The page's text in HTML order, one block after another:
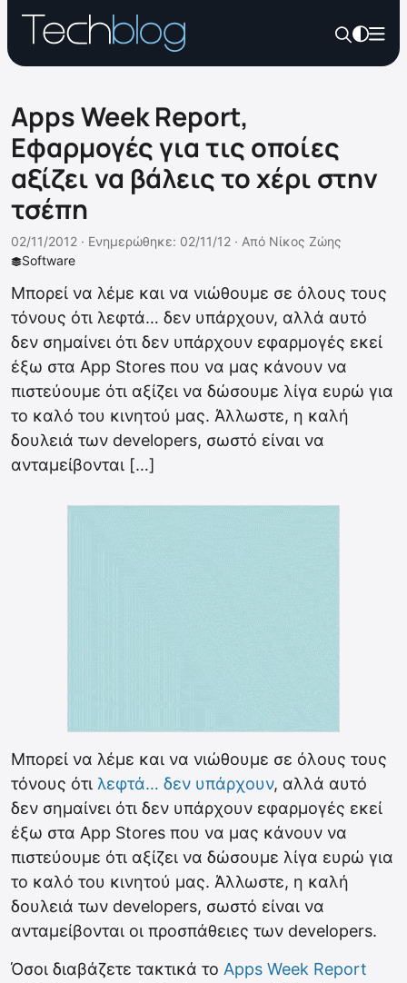
Apps Week Report,
Εφαρμογές για τις οποίες
αξίζει να βάλεις το χέρι στην
τσέπη
Software
02/11/2012 · Ενημερώθηκε: 02/11/12 · Από Νίκος Ζώης
Μπορεί να λέμε και να νιώθουμε σε όλους τους
τόνους ότι λεφτά… δεν υπάρχουν, αλλά αυτό
δεν σημαίνει ότι δεν υπάρχουν εφαρμογές εκεί
έξω στα App Stores που να μας κάνουν να
πιστεύουμε ότι αξίζει να δώσουμε λίγα ευρώ για
το καλό του κινητού μας. Άλλωστε, η καλή
δουλειά των developers, σωστό είναι να
ανταμείβονται […]
Μπορεί να λέμε και να νιώθουμε σε όλους τους
τόνους ότι λεφτά… δεν υπάρχουν, αλλά αυτό
δεν σημαίνει ότι δεν υπάρχουν εφαρμογές εκεί
έξω στα App Stores που να μας κάνουν να
πιστεύουμε ότι αξίζει να δώσουμε λίγα ευρώ για
το καλό του κινητού μας. Άλλωστε, η καλή
δουλειά των developers, σωστό είναι να
ανταμείβονται οι προσπάθειες των developers.
Όσοι διαβάζετε τακτικά το Apps Week Report